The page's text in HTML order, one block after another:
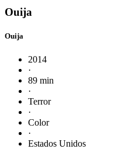
Ouija
Ouija
2014
·
89 min
·
Terror
·
Color
·
Estados Unidos